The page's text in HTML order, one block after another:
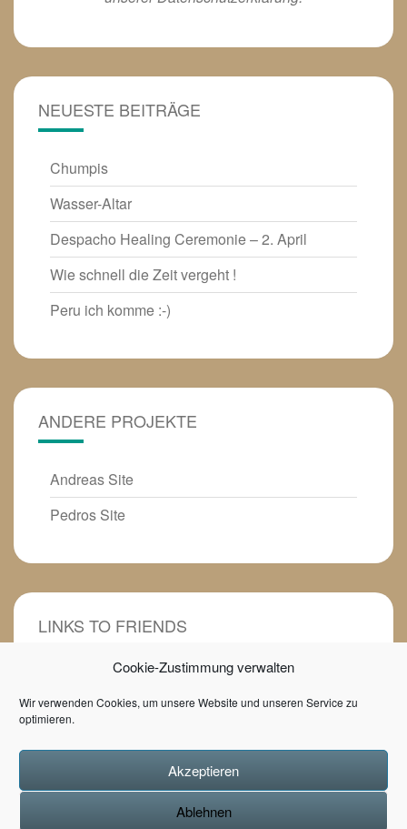
Cookie-Zustimmung verwalten
Wir verwenden Cookies, um unsere Website und unseren Service zu
optimieren.
Akzeptieren
Ablehnen
NEUESTE BEITRÄGE
Chumpis
Wasser-Altar
Despacho Healing Ceremonie – 2. April
Wie schnell die Zeit vergeht !
Peru ich komme :-)
ANDERE PROJEKTE
Andreas Site
Pedros Site
LINKS TO FRIENDS
Tunupa- Kunsthandwerk
Game of Books Buchblog